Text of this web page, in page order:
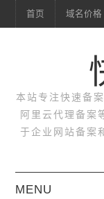
首页 域名价格
本站专注快速备
阿里云代理备案
于企业网站备案
MENU